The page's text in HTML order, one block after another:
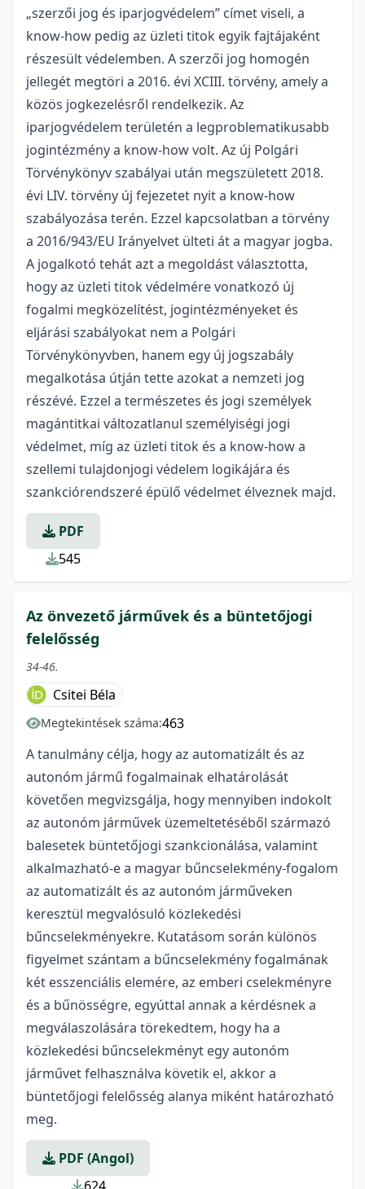
„szerzői jog és iparjogvédelem” címet viseli, a
know-how pedig az üzleti titok egyik fajtájaként
részesült védelemben. A szerzői jog homogén
jellegét megtöri a 2016. évi XCIII. törvény, amely a
közös jogkezelésről rendelkezik. Az
iparjogvédelem területén a legproblematikusabb
jogintézmény a know-how volt. Az új Polgári
Törvénykönyv szabályai után megszületett 2018.
évi LIV. törvény új fejezetet nyit a know-how
szabályozása terén. Ezzel kapcsolatban a törvény
a 2016/943/EU Irányelvet ülteti át a magyar jogba.
A jogalkotó tehát azt a megoldást választotta,
hogy az üzleti titok védelmére vonatkozó új
fogalmi megközelítést, jogintézményeket és
eljárási szabályokat nem a Polgári
Törvénykönyvben, hanem egy új jogszabály
megalkotása útján tette azokat a nemzeti jog
részévé. Ezzel a természetes és jogi személyek
magántitkai változatlanul személyiségi jogi
védelmet, míg az üzleti titok és a know-how a
szellemi tulajdonjogi védelem logikájára és
szankciórendszeré épülő védelmet élveznek majd.
PDF
545
Az önvezető járművek és a büntetőjogi
felelősség
34-46.
Csitei Béla
Megtekintések száma:463
A tanulmány célja, hogy az automatizált és az
autonóm jármű fogalmainak elhatárolását
követően megvizsgálja, hogy mennyiben indokolt
az autonóm járművek üzemeltetéséből származó
balesetek büntetőjogi szankcionálása, valamint
alkalmazható-e a magyar bűncselekmény-fogalom
az automatizált és az autonóm járműveken
keresztül megvalósuló közlekedési
bűncselekményekre. Kutatásom során különös
figyelmet szántam a bűncselekmény fogalmának
két esszenciális elemére, az emberi cselekményre
és a bűnösségre, egyúttal annak a kérdésnek a
megválaszolására törekedtem, hogy ha a
közlekedési bűncselekményt egy autonóm
járművet felhasználva követik el, akkor a
büntetőjogi felelősség alanya miként határozható
meg.
PDF (Angol)